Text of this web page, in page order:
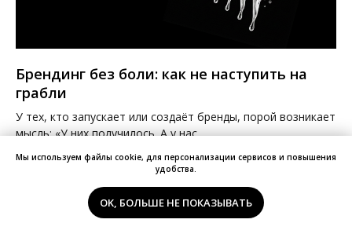
Брендинг без боли: как не наступить на
грабли
У тех, кто запускает или создаёт бренды, порой возникает
мысль: «У них получилось. А у нас ...
10.06.2026
Мы используем файлы cookie, для персонализации сервисов и повышения
удобства.
OK, БОЛЬШЕ НЕ ПОКАЗЫВАТЬ